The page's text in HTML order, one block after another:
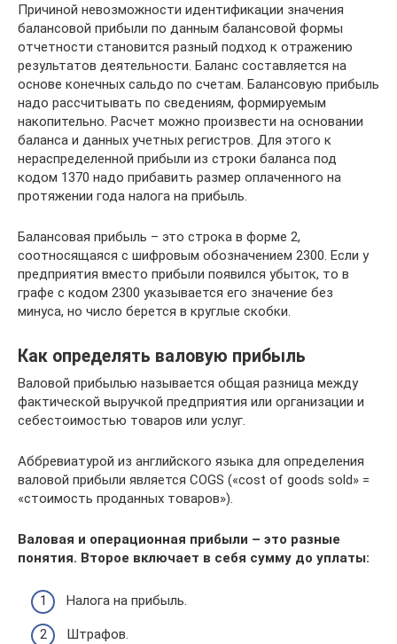
Причиной невозможности идентификации значения
балансовой прибыли по данным балансовой формы
отчетности становится разный подход к отражению
результатов деятельности. Баланс составляется на
основе конечных сальдо по счетам. Балансовую прибыль
надо рассчитывать по сведениям, формируемым
накопительно. Расчет можно произвести на основании
баланса и данных учетных регистров. Для этого к
нераспределенной прибыли из строки баланса под
кодом 1370 надо прибавить размер оплаченного на
протяжении года налога на прибыль.
Балансовая прибыль – это строка в форме 2,
соотносящаяся с шифровым обозначением 2300. Если у
предприятия вместо прибыли появился убыток, то в
графе с кодом 2300 указывается его значение без
минуса, но число берется в круглые скобки.
Как определять валовую прибыль
Валовой прибылью называется общая разница между
фактической выручкой предприятия или организации и
себестоимостью товаров или услуг.
Аббревиатурой из английского языка для определения
валовой прибыли является COGS («cost of goods sold» =
«стоимость проданных товаров»).
Валовая и операционная прибыли – это разные
понятия. Второе включает в себя сумму до уплаты:
Налога на прибыль.
Штрафов.